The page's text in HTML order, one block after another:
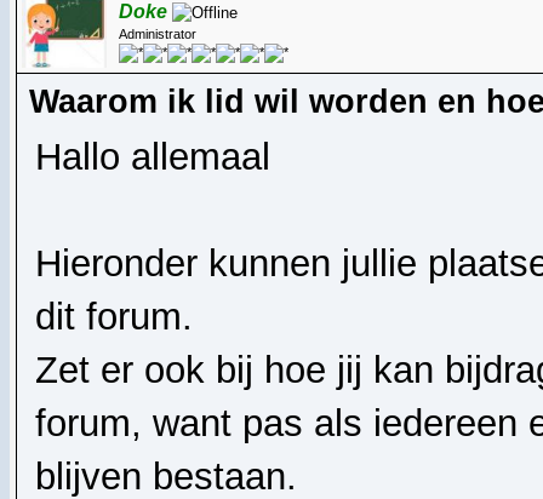
Doke
Administrator
Waarom ik lid wil worden en
Hallo allemaal
Hieronder kunnen jullie
dit forum.
Zet er ook bij hoe jij kan
forum, want pas als iedereen
blijven bestaan.